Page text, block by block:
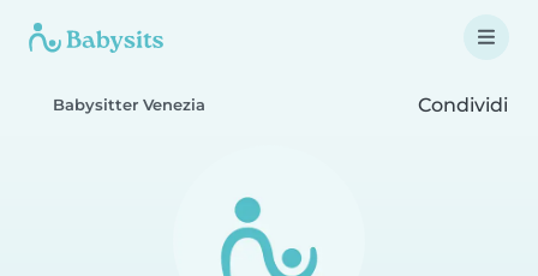
Babysitter Venezia Condividi